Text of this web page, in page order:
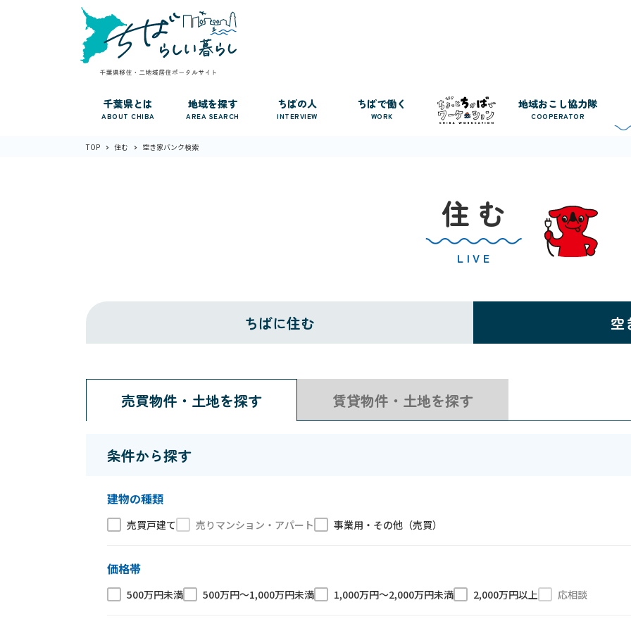
千葉県とは
ABOUT CHIBA
地域を探す
AREA SEARCH
ちばの人
INTERVIEW
ちばで働く
WORK
地域おこし協力隊
COOPERATOR
TOP 住む 空き家バンク検索
住 む
LIVE
ちばに住む 空
売買物件・土地を探す 賃貸物件・土地を探す
条件から探す
建物の種類
売買戸建て 売りマンション・アパート 事業用・その他（売買）
価格帯
500万円未満 500万円〜1,000万円未満 1,000万円〜2,000万円未満 2,000万円以上 応相談